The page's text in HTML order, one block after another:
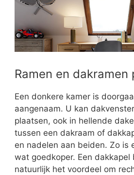
Ramen en dakramen
Een donkere kamer is
aangenaam. U kan
plaatsen, ook in hellende
tussen een dakraam of
en nadelen aan beiden. Zo is
wat goedkoper. Een dakkapel
natuurlijk het voordeel om